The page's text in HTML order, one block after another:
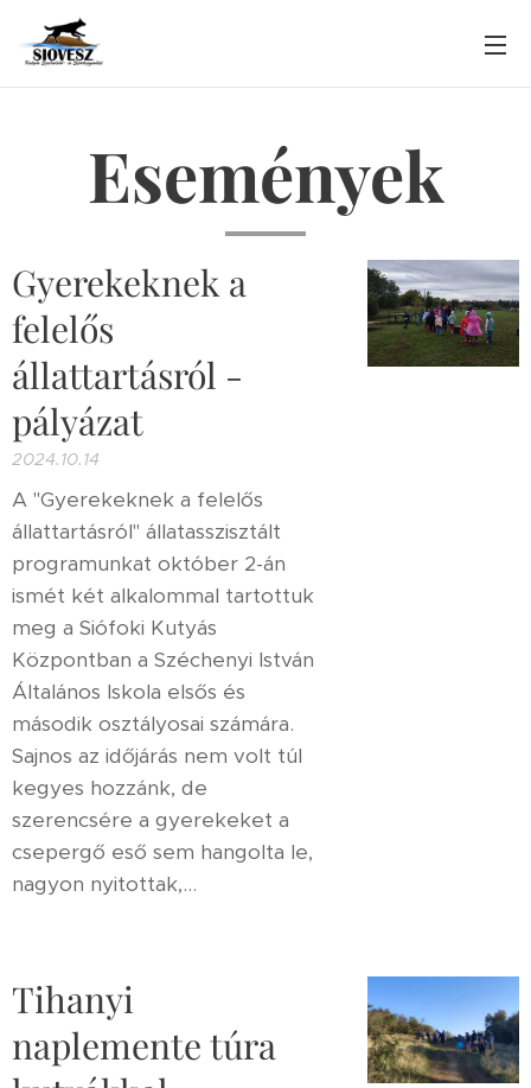
Események
Gyerekeknek a
felelős
állattartásról -
pályázat
2024.10.14
A "Gyerekeknek a felelős
állattartásról" állatasszisztált
programunkat október 2-án
ismét két alkalommal tartottuk
meg a Siófoki Kutyás
Központban a Széchenyi István
Általános Iskola elsős és
második osztályosai számára.
Sajnos az időjárás nem volt túl
kegyes hozzánk, de
szerencsére a gyerekeket a
csepergő eső sem hangolta le,
nagyon nyitottak,...
Tihanyi
naplemente túra